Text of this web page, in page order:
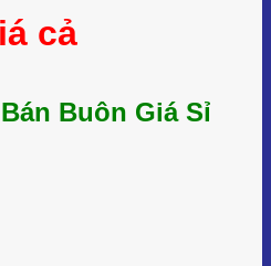
cả
Buôn Giá Sỉ